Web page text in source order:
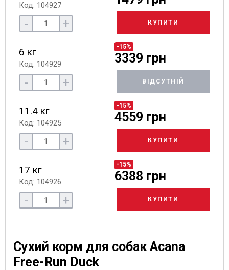
Код: 104927
- + КУПИТИ
6 кг
Код: 104929
-15%
3339 грн
- + ВІДСУТНІЙ
11.4 кг
Код: 104925
-15%
4559 грн
- + КУПИТИ
17 кг
Код: 104926
-15%
6388 грн
- + КУПИТИ
Сухий корм для собак Acana
Free-Run Duck